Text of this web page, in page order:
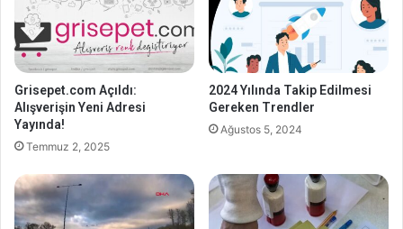
Grisepet.com Açıldı:
Alışverişin Yeni Adresi
Yayında!
Temmuz 2, 2025
2024 Yılında Takip Edilmesi
Gereken Trendler
Ağustos 5, 2024